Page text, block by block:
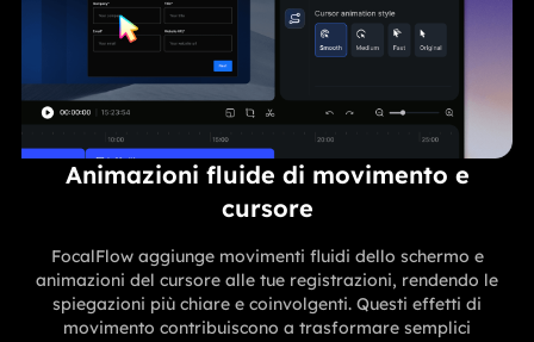
Animazioni fluide di movimento e
cursore
FocalFlow aggiunge movimenti fluidi dello schermo e
animazioni del cursore alle tue registrazioni, rendendo le
spiegazioni più chiare e coinvolgenti. Questi effetti di
movimento contribuiscono a trasformare semplici